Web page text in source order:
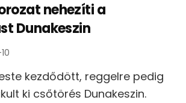
nehezíti a
Dunakeszin
kezdődött, reggelre pedig
ki csőtörés Dunakeszin.